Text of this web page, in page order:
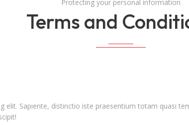
Protecting your personal information
Terms and
elit. Sapiente, distinctio iste praesentium totam quasi